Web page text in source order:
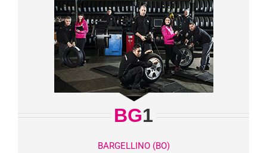
BG1
BARGELLINO (BO)